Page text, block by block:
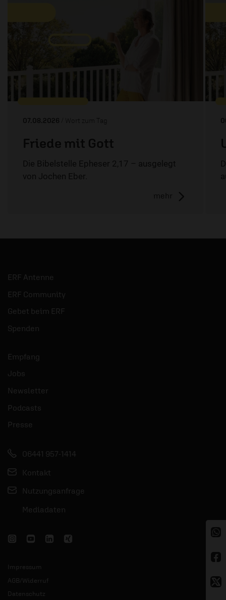
07.08.2026 / Wort zum Tag
Friede mit Gott
Die Bibelstelle Epheser 2,17 – ausgelegt
von Jochen Eber.
mehr
ERF Antenne
ERF Community
Gebet beim ERF
Spenden
Empfang
Jobs
Newsletter
Podcasts
Presse
06441 957-1414
Kontakt
Nutzungsanfrage
Mediadaten
Impressum
AGB/Widerruf
Datenschutz